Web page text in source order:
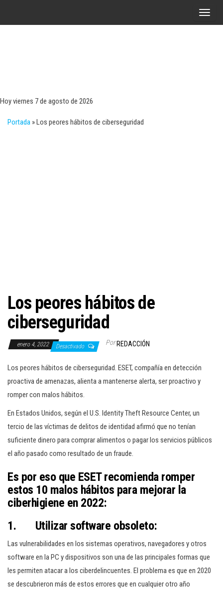
A
Hoy viernes 7 de agosto de 2026
Portada »Los peores hábitos de ciberseguridad
Los peores hábitos de
ciberseguridad
enero 4, 2022 Desactivado Por REDACCIÓN
Los peores hábitos de ciberseguridad. ESET, compañía en detección
proactiva de amenazas, alienta a mantenerse alerta, ser proactivo y
romper con malos hábitos.
En Estados Unidos, según el U.S. Identity Theft Resource Center, un
tercio de las víctimas de delitos de identidad afirmó que no tenían
suficiente dinero para comprar alimentos o pagar los servicios públicos
el año pasado como resultado de un fraude.
Es por eso que ESET recomienda romper
estos 10 malos hábitos para mejorar la
ciberhigiene en 2022:
1. Utilizar software obsoleto:
Las vulnerabilidades en los sistemas operativos, navegadores y otros
software en la PC y dispositivos son una de las principales formas que
les permiten atacar a los ciberdelincuentes. El problema es que en 2020
se descubrieron más de estos errores que en cualquier otro año